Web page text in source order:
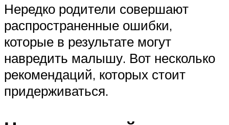
Нередко родители совершают
распространенные ошибки,
которые в результате могут
навредить малышу. Вот несколько
рекомендаций, которых стоит
придерживаться.